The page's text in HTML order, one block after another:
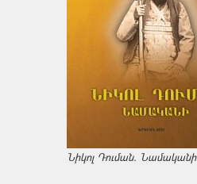
Նիկոլ Դուման. Նամականի